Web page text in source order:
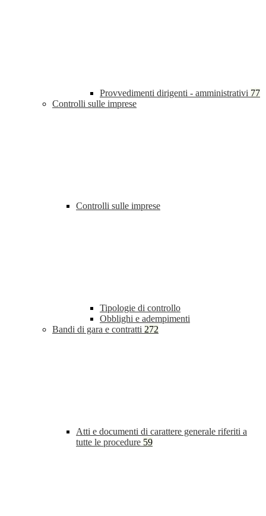
Provvedimenti dirigenti - amministrativi 77
Controlli sulle imprese
Controlli sulle imprese
Tipologie di controllo
Obblighi e adempimenti
Bandi di gara e contratti 272
Atti e documenti di carattere generale riferiti a
tutte le procedure 59